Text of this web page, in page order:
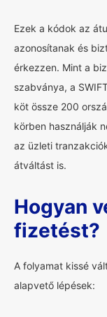
Ezek a kódok az
azonosítanak és
érkezzen. Mint a
szabványa, a
köt össze 200
körben használják
az üzleti
átváltást is.
Hogyan
fizetést?
A folyamat kissé
alapvető lépések: